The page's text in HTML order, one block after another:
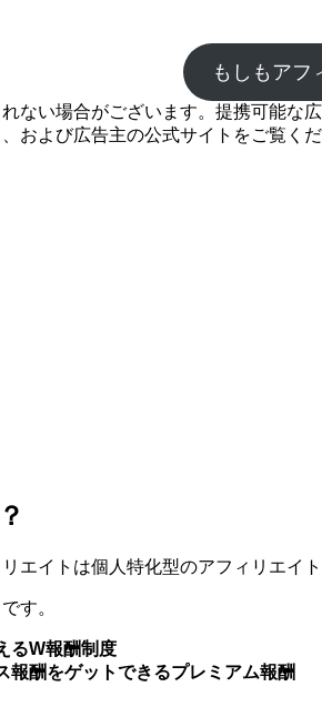
もしもアフ
ない場合がございます。提携可能
および広告主の公式サイトをご覧くだ
エイトは個人特化型のアフィリエイ
す。
るW報酬制度
報酬をゲットできるプレミアム報酬